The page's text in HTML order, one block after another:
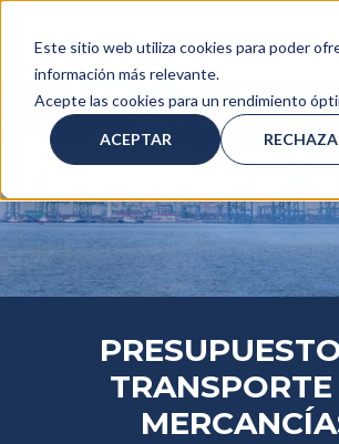
Este sitio web utiliza cookies para poder
información más relevante.
Acepte las cookies para un rendimiento
ACEPTAR